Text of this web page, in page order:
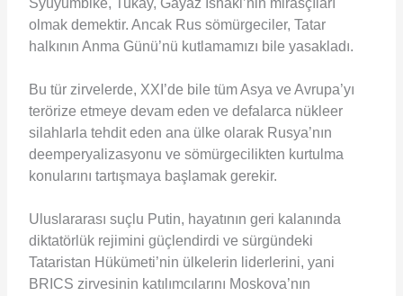
olmak demektir. Ancak Rus sömürgeciler, Tatar
halkının Anma Günü’nü kutlamamızı bile yasakladı.
Bu tür zirvelerde, XXI’de bile tüm Asya ve Avrupa’yı
terörize etmeye devam eden ve defalarca nükleer
silahlarla tehdit eden ana ülke olarak Rusya’nın
deemperyalizasyonu ve sömürgecilikten kurtulma
konularını tartışmaya başlamak gerekir.
Uluslararası suçlu Putin, hayatının geri kalanında
diktatörlük rejimini güçlendirdi ve sürgündeki
Tataristan Hükümeti’nin ülkelerin liderlerini, yani
BRICS zirvesinin katılımcılarını Moskova’nın